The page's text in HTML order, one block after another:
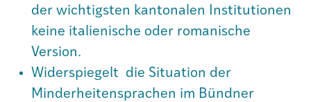
Institut
Verein
der wichtigsten kantonalen Institutionen
keine italienische oder romanische
Version.
Widerspiegelt die Situation der
Minderheitensprachen im Bündner